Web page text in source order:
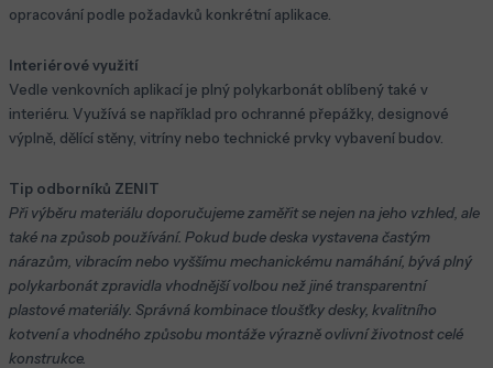
opracování podle požadavků konkrétní aplikace.
Interiérové využití
Vedle venkovních aplikací je plný polykarbonát oblíbený také v
interiéru. Využívá se například pro ochranné přepážky, designové
výplně, dělící stěny, vitríny nebo technické prvky vybavení budov.
Tip odborníků ZENIT
Při výběru materiálu doporučujeme zaměřit se nejen na jeho vzhled, ale
také na způsob používání. Pokud bude deska vystavena častým
nárazům, vibracím nebo vyššímu mechanickému namáhání, bývá plný
polykarbonát zpravidla vhodnější volbou než jiné transparentní
plastové materiály. Správná kombinace tloušťky desky, kvalitního
kotvení a vhodného způsobu montáže výrazně ovlivní životnost celé
konstrukce.